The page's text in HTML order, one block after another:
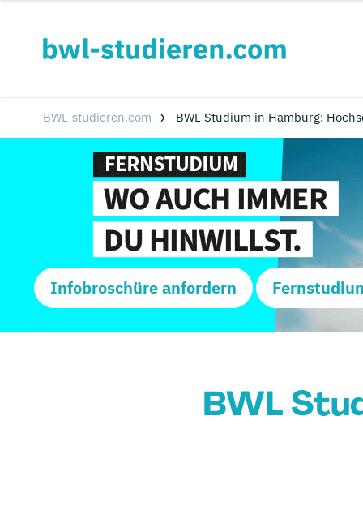
BWL-studieren.com BWL Studium in Hamburg:
Infobroschüre anfordern
BWL